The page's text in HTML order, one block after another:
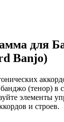
для
Banjo)
(тенор) в
элементы
и строев.